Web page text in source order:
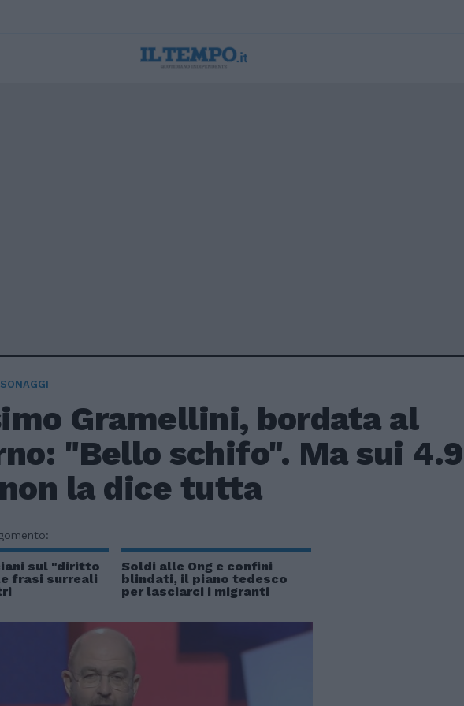
Gramellini, bordata al
"Bello schifo". Ma sui
la dice tutta
sul "diritto
frasi surreali
Soldi alle Ong e confini
blindati, il piano tedesco
per lasciarci i migranti